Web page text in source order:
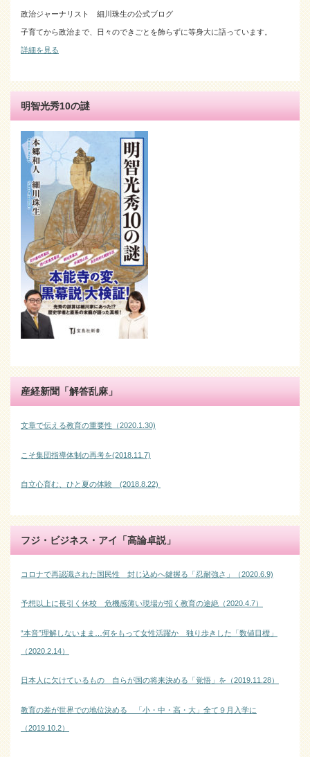
政治ジャーナリスト 細川珠生の公式ブログ
子育てから政治まで、日々のできごとを飾らずに等身大に語っています。
詳細を見る
明智光秀10の謎
産経新聞「解答乱麻」
文章で伝える教育の重要性（2020.1.30)
こそ集団指導体制の再考を(2018.11.7)
自立心育む、ひと夏の体験 (2018.8.22)
フジ・ビジネス・アイ「高論卓説」
コロナで再認識された国民性 封じ込めへ鍵握る「忍耐強さ」（2020.6.9)
予想以上に長引く休校 危機感薄い現場が招く教育の途絶（2020.4.7）
“本音”理解しないまま…何をもって女性活躍か 独り歩きした「数値目標」
（2020.2.14）
日本人に欠けているもの 自らが国の将来決める「覚悟」を（2019.11.28）
教育の差が世界での地位決める 「小・中・高・大」全て９月入学に
（2019.10.2）